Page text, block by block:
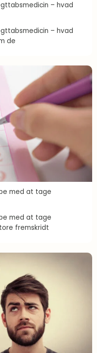
– hvad
– hvad
de
med at tage
med at tage
fremskridt